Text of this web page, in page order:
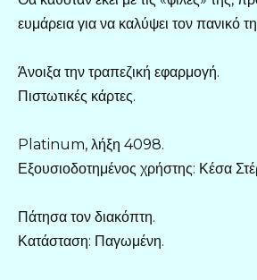
ευμάρεια για να καλύψει τον πανικό
Άνοιξα την τραπεζική εφαρμογή.
Πιστωτικές κάρτες.
Platinum, λήξη 4098.
Εξουσιοδοτημένος χρήστης: Κέσα
Πάτησα τον διακόπτη.
Κατάσταση: Παγωμένη.